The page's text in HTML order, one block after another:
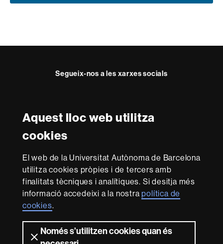
Aquest lloc web utilitza
cookies
El web de la Universitat Autònoma de Barcelona
utilitza cookies pròpies i de tercers amb
finalitats tècniques i analítiques. Si desitja més
informació accedeixi a la nostrapolítica de
cookies.
Només s’utilitzen cookies quan és
Segueix-nos a les xarxes socials
Reconeixement internacional de l'excel·lència
in
Research
-
Euraxess
Amb el finançament de
Sobre
aquest